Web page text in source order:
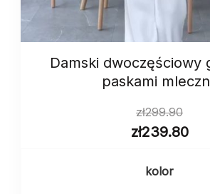
Damski dwoczęściowy
paskami
zł299.90
zł239.80
kolor